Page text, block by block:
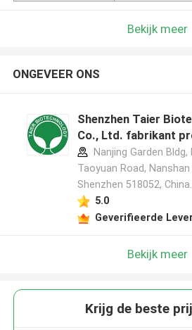
Bekijk meer
ONGEVEER ONS
Shenzhen Taier
Co., Ltd. fabrikant
Nanjing Garden Bldg,
Taoyuan Road,
Shenzhen 518052,
5.0
Geverifieerde
Bekijk meer
Krijg de beste